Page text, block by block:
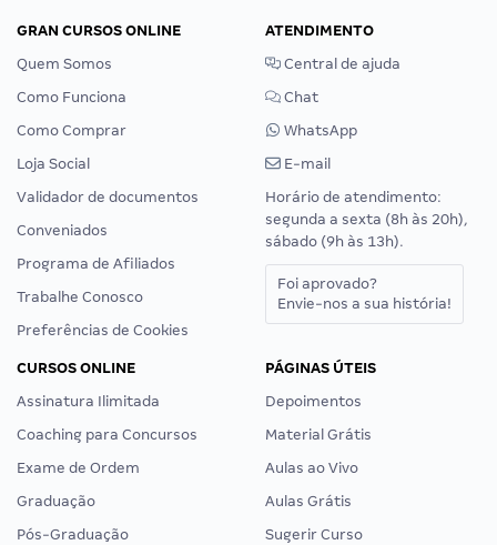
GRAN CURSOS ONLINE
Quem Somos
Como Funciona
Como Comprar
Loja Social
Validador de documentos
Conveniados
Programa de Afiliados
Trabalhe Conosco
Preferências de Cookies
ATENDIMENTO
Central de ajuda
Chat
WhatsApp
E-mail
Horário de atendimento:
segunda a sexta (8h às 20h),
sábado (9h às 13h).
Foi aprovado?
Envie-nos a sua história!
CURSOS ONLINE
Assinatura Ilimitada
Coaching para Concursos
Exame de Ordem
Graduação
Pós-Graduação
PÁGINAS ÚTEIS
Depoimentos
Material Grátis
Aulas ao Vivo
Aulas Grátis
Sugerir Curso